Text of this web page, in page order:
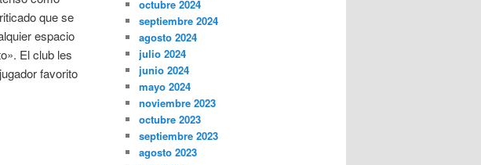
que se
espacio
El club les
favorito
octubre 2024
septiembre 2024
agosto 2024
julio 2024
junio 2024
mayo 2024
noviembre 2023
octubre 2023
septiembre 2023
agosto 2023